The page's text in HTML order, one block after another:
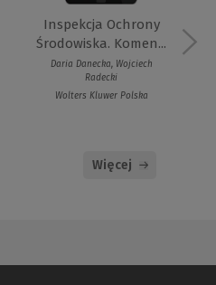
Inspekcja Ochrony
Środowiska. Komen...
Daria Danecka, Wojciech
Radecki
Wolters Kluwer Polska
Więcej